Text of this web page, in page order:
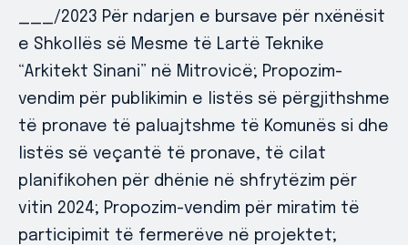
___/2023 Për ndarjen e bursave për nxënësit
e Shkollës së Mesme të Lartë Teknike
“Arkitekt Sinani” në Mitrovicë; Propozim-
vendim për publikimin e listës së përgjithshme
të pronave të paluajtshme të Komunës si dhe
listës së veçantë të pronave, të cilat
planifikohen për dhënie në shfrytëzim për
vitin 2024; Propozim-vendim për miratim të
participimit të fermerëve në projektet;